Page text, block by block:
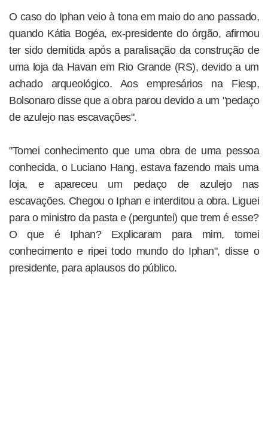
O caso do Iphan veio à tona em maio do ano passado,
quando Kátia Bogéa, ex-presidente do órgão, afirmou
ter sido demitida após a paralisação da construção de
uma loja da Havan em Rio Grande (RS), devido a um
achado arqueológico. Aos empresários na Fiesp,
Bolsonaro disse que a obra parou devido a um "pedaço
de azulejo nas escavações".
"Tomei conhecimento que uma obra de uma pessoa
conhecida, o Luciano Hang, estava fazendo mais uma
loja, e apareceu um pedaço de azulejo nas
escavações. Chegou o Iphan e interditou a obra. Liguei
para o ministro da pasta e (perguntei) que trem é esse?
O que é Iphan? Explicaram para mim, tomei
conhecimento e ripei todo mundo do Iphan", disse o
presidente, para aplausos do público.